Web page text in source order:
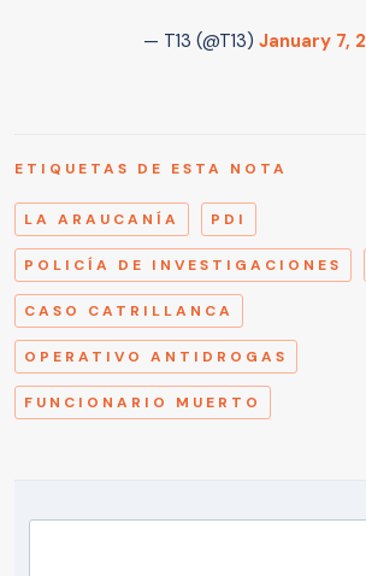
— T13 (@T13) January 7,
ETIQUETAS DE ESTA NOTA
LA ARAUCANÍA PDI
POLICÍA DE INVESTIGACIONES
CASO CATRILLANCA
OPERATIVO ANTIDROGAS
FUNCIONARIO MUERTO